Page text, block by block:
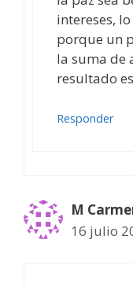
intereses,
porque un
la suma de
resultado
Responder
M
16 julio